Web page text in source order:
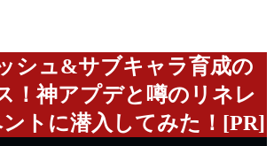
シュ&サブキャラ育成の
！神アプデと噂のリネレ
トに潜入してみた！[PR]